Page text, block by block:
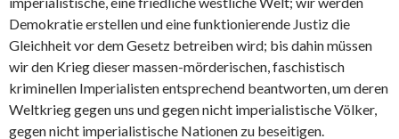
Demokratie erstellen und eine funktionierende Justiz die
Gleichheit vor dem Gesetz betreiben wird; bis dahin müssen
wir den Krieg dieser massen-mörderischen, faschistisch
kriminellen Imperialisten entsprechend beantworten, um deren
Weltkrieg gegen uns und gegen nicht imperialistische Völker,
gegen nicht imperialistische Nationen zu beseitigen.